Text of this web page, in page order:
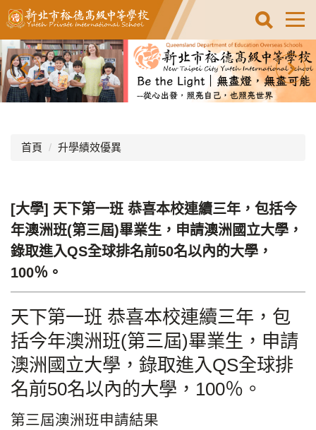
跳
到
主
要
內
容
區
首頁 升學績效優異
[大學] 天下第一班 恭喜本校連續三年，包括今
年澳洲班(第三屆)畢業生，申請澳洲國立大學，
錄取進入QS全球排名前50名以內的大學，
100％。
天下第一班 恭喜本校連續三年，包
括今年澳洲班(第三屆)畢業生，申請
澳洲國立大學，錄取進入QS全球排
名前50名以內的大學，100％。
第三屆澳洲班申請結果